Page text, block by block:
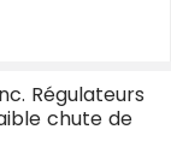
Régulateurs
chute de